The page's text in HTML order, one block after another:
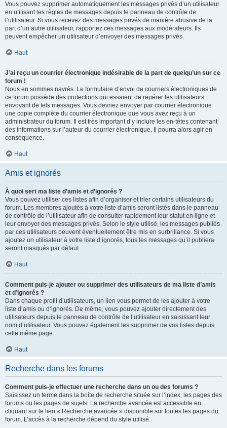
Vous pouvez supprimer automatiquement les messages privés d’un utilisateur
en utilisant les règles de messages depuis le panneau de contrôle de
l’utilisateur. Si vous recevez des messages privés de manière abusive de la
part d’un autre utilisateur, rapportez ces messages aux modérateurs. Ils
peuvent empêcher un utilisateur d’envoyer des messages privés.
Haut
J’ai reçu un courrier électronique indésirable de la part de quelqu’un sur ce
forum !
Nous en sommes navrés. Le formulaire d’envoi de courriers électroniques de
ce forum possède des protections qui essaient de repérer les utilisateurs
envoyant de tels messages. Vous devriez envoyer par courrier électronique
une copie complète du courrier électronique que vous avez reçu à un
administrateur du forum. Il est très important d’y inclure les en-têtes contenant
des informations sur l’auteur du courrier électronique. Il pourra alors agir en
conséquence.
Haut
Amis et ignorés
À quoi sert ma liste d’amis et d’ignorés ?
Vous pouvez utiliser ces listes afin d’organiser et trier certains utilisateurs du
forum. Les membres ajoutés à votre liste d’amis seront listés dans le panneau
de contrôle de l’utilisateur afin de consulter rapidement leur statut en ligne et
leur envoyer des messages privés. Selon le style utilisé, les messages publiés
par ces utilisateurs peuvent éventuellement être mis en surbrillance. Si vous
ajoutez un utilisateur à votre liste d’ignorés, tous les messages qu’il publiera
seront masqués par défaut.
Haut
Comment puis-je ajouter ou supprimer des utilisateurs de ma liste d’amis
et d’ignorés ?
Dans chaque profil d’utilisateurs, un lien vous permet de les ajouter à votre
liste d’amis ou d’ignorés. De même, vous pouvez ajouter directement des
utilisateurs depuis le panneau de contrôle de l’utilisateur en saisissant leur
nom d’utilisateur. Vous pouvez également les supprimer de vos listes depuis
cette même page.
Haut
Recherche dans les forums
Comment puis-je effectuer une recherche dans un ou des forums ?
Saisissez un terme dans la boîte de recherche située sur l’index, les pages des
forums ou les pages de sujets. La recherche avancée est accessible en
cliquant sur le lien « Recherche avancée » disponible sur toutes les pages du
forum. L’accès à la recherche dépend du style utilisé.